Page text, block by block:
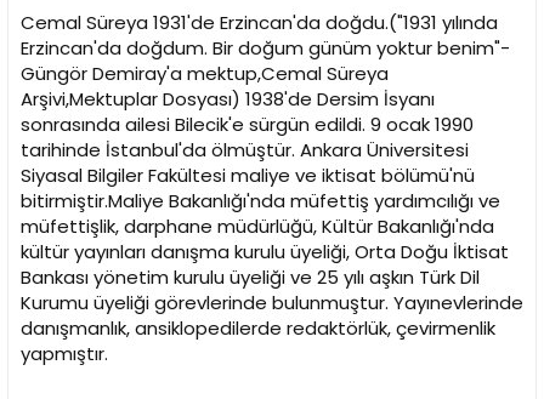
n
h
i
Cemal Süreya 1931'de Erzincan'da doğdu.("1931 yılında
Erzincan'da doğdum. Bir doğum günüm yoktur benim"-
Güngör Demiray'a mektup,Cemal Süreya
Arşivi,Mektuplar Dosyası) 1938'de Dersim İsyanı
sonrasında ailesi Bilecik'e sürgün edildi. 9 ocak 1990
tarihinde İstanbul'da ölmüştür. Ankara Üniversitesi
Siyasal Bilgiler Fakültesi maliye ve iktisat bölümü'nü
bitirmiştir.Maliye Bakanlığı'nda müfettiş yardımcılığı ve
müfettişlik, darphane müdürlüğü, Kültür Bakanlığı'nda
kültür yayınları danışma kurulu üyeliği, Orta Doğu İktisat
Bankası yönetim kurulu üyeliği ve 25 yılı aşkın Türk Dil
Kurumu üyeliği görevlerinde bulunmuştur. Yayınevlerinde
danışmanlık, ansiklopedilerde redaktörlük, çevirmenlik
yapmıştır.